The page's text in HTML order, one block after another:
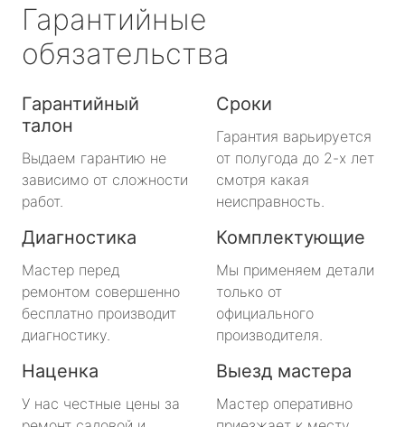
Гарантийные
обязательства
Гарантийный
талон
Выдаем гарантию не
зависимо от сложности
работ.
Сроки
Гарантия варьируется
от полугода до 2-х лет
смотря какая
неисправность.
Диагностика
Мастер перед
ремонтом совершенно
бесплатно производит
диагностику.
Комплектующие
Мы применяем детали
только от
официального
производителя.
Наценка
У нас честные цены за
Выезд мастера
Мастер оперативно